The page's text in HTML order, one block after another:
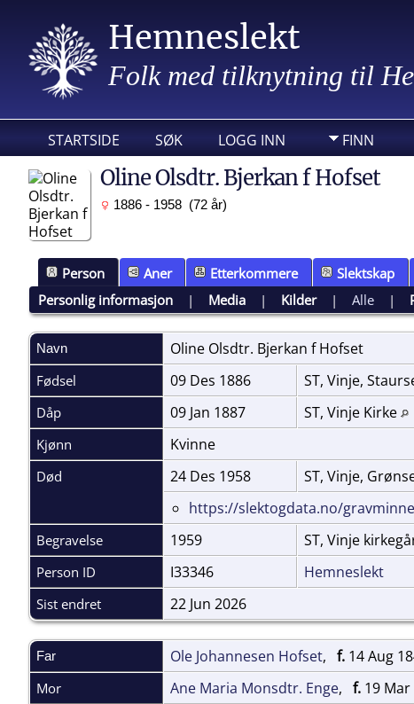
Hemneslekt
Folk med tilknytning til
STARTSIDE SØK LOGG INN FINN
Oline Olsdtr. Bjerkan f Hofset
1886 - 1958 (72 år)
Person Aner Etterkommere Slektskap
Personlig informasjon | Media | Kilder|Alle |
Navn Oline Olsdtr. Bjerkan f Hofset
Fødsel 09 Des 1886 ST, Vinje,
Dåp 09 Jan 1887 ST, Vinje Kirke
Kjønn Kvinne
Død 24 Des 1958 ST, Vinje,
https://slektogdata.no/
Begravelse 1959 ST, Vinje
Person ID I33346 Hemneslekt
Sist endret 22 Jun 2026
Far Ole Johannesen Hofset, f. 14 Aug
Mor Ane Maria Monsdtr. Enge, f. 19 Mar